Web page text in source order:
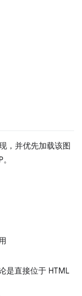
，并优先加载该图
是直接位于 HTML